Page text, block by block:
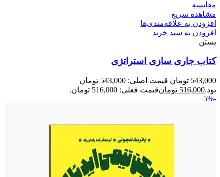
مقایسه
مشاهده سریع
افزودن به علاقه‌مندی‌ها
افزودن به سبد خرید
بستن
کتاب جاری سازی استراتژی
543,000 تومان
قیمت اصلی: 543,000 تومان
بود.516,000 تومانقیمت فعلی: 516,000 تومان.
-5%